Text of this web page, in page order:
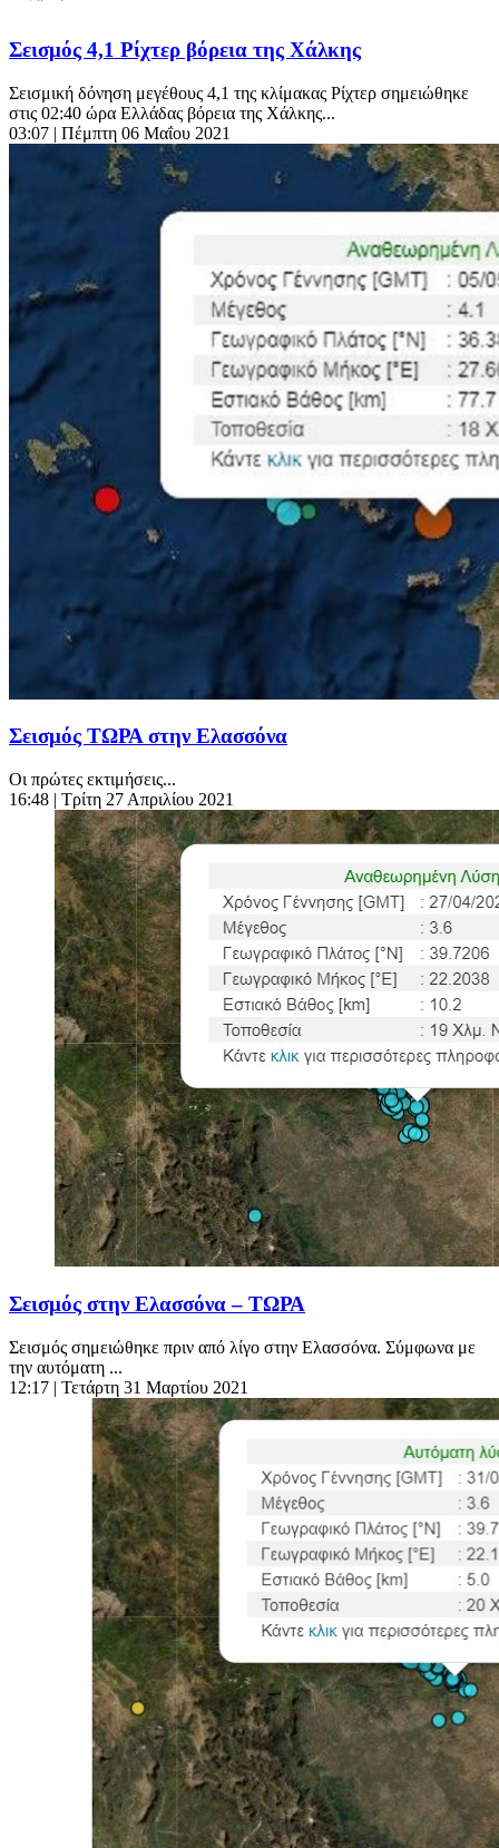
Σεισμός 4,1 Ρίχτερ βόρεια της Χάλκης
Σεισμική δόνηση μεγέθους 4,1 της κλίμακας Ρίχτερ σημειώθηκε
στις 02:40 ώρα Ελλάδας βόρεια της Χάλκης...
03:07 | Πέμπτη 06 Μαΐου 2021
Σεισμός ΤΩΡΑ στην Ελασσόνα
Οι πρώτες εκτιμήσεις...
16:48 | Τρίτη 27 Απριλίου 2021
Σεισμός στην Ελασσόνα – ΤΩΡΑ
Σεισμός σημειώθηκε πριν από λίγο στην Ελασσόνα. Σύμφωνα με
την αυτόματη ...
12:17 | Τετάρτη 31 Μαρτίου 2021